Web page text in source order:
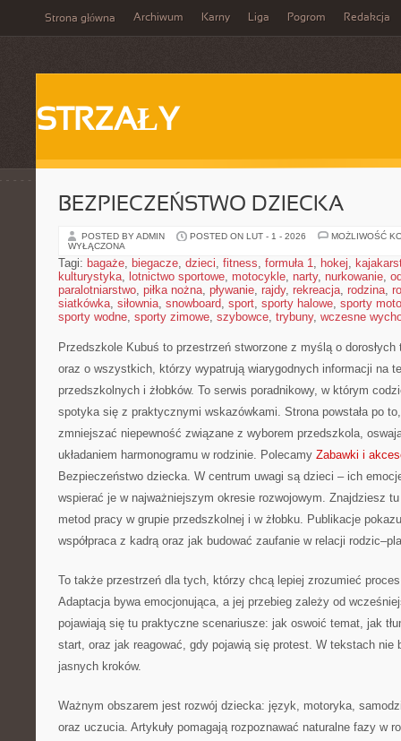
Strona główna Archiwum Karny Liga Pogrom Redakcja
STRZAŁY
BEZPIECZEŃSTWO DZIECKA
POSTED BY ADMIN POSTED ON LUT - 1 - 2026
MOŻLIWOŚĆ
WYŁĄCZONA
Tagi: bagaże, biegacze, dzieci, fitness, formuła 1, hokej,
kulturystyka, lotnictwo sportowe, motocykle, narty, nurkowanie,
paralotniarstwo, piłka nożna, pływanie, rajdy, rekreacja, rodzina,
siatkówka, siłownia, snowboard, sport, sporty halowe, sporty
sporty wodne, sporty zimowe, szybowce, trybuny, wczesne
Przedszkole Kubuś to przestrzeń stworzone z myślą o
oraz o wszystkich, którzy wypatrują wiarygodnych informacji na
przedszkolnych i żłobków. To serwis poradnikowy, w którym
spotyka się z praktycznymi wskazówkami. Strona powstała po
zmniejszać niepewność związane z wyborem przedszkola,
układaniem harmonogramu w rodzinie. Polecamy Zabawki i
Bezpieczeństwo dziecka. W centrum uwagi są dzieci – ich
wspierać je w najważniejszym okresie rozwojowym. Znajdziesz
metod pracy w grupie przedszkolnej i w żłobku. Publikacje
współpraca z kadrą oraz jak budować zaufanie w relacji
To także przestrzeń dla tych, którzy chcą lepiej zrozumieć
Adaptacja bywa emocjonująca, a jej przebieg zależy od
pojawiają się tu praktyczne scenariusze: jak oswoić temat, jak
start, oraz jak reagować, gdy pojawią się protest. W tekstach nie
jasnych kroków.
Ważnym obszarem jest rozwój dziecka: język, motoryka,
oraz uczucia. Artykuły pomagają rozpoznawać naturalne fazy w